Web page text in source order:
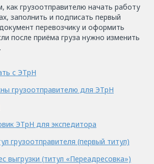
как грузоотправителю начать работу
заполнить и подписать первый
перевозчику и оформить
после приёма груза нужно изменить
с ЭТрН
грузоотправителю для ЭТрН
ЭТрН для экспедитора
грузоотправителя (первый титул)
выгрузки (титул «Переадресовка»)